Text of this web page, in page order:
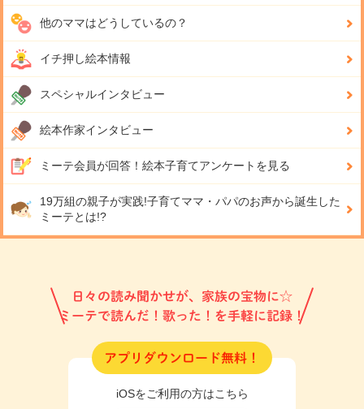
他のママはどうしているの？
イチ押し絵本情報
スペシャルインタビュー
絵本作家インタビュー
ミーテ会員が回答！ 絵本子育てアンケートを見る
19万組の親子が実践!子育てママ・パパのお声から誕生した
ミーテとは!?
日々の読み聞かせが、家族の宝物に☆
ミーテで読んだ！歌った！を手軽に記録！
アプリダウンロード無料！
iOSをご利用の方はこちら